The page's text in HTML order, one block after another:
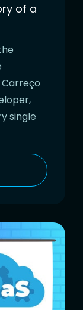
of a
single